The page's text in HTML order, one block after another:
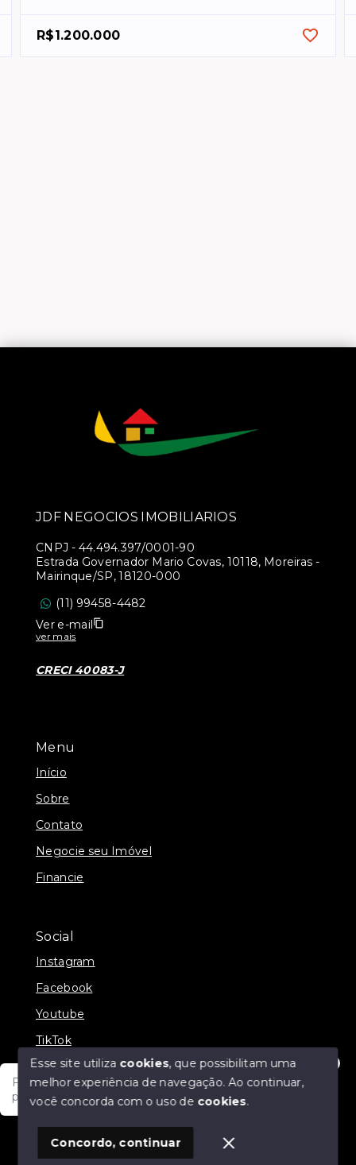
R$1.200.000
Fale com um de nossos consultores! Estamos
prontos para atende-lo e orienta-lo!
Menu
Início
Sobre
Contato
Negocie seu Imóvel
Financie
Social
Instagram
Facebook
Youtube
TikTok
© Copyright 2026 - JDF NEGOCIOS IMOBILIARIOS -
SITE PARA IMOBILIARIA
JDF NEGOCIOS IMOBILIARIOS
CNPJ - 44.494.397/0001-90
Estrada Governador Mario Covas, 10118, Moreiras -
Mairinque/SP, 18120-000
(11) 99458-4482
Ver e-mail
ver mais
CRECI 40083-J
Esse site utiliza cookies, que possibilitam uma
melhor experiência de navegação.Ao continuar,
você concorda com o uso de cookies.
Concordo, continuar